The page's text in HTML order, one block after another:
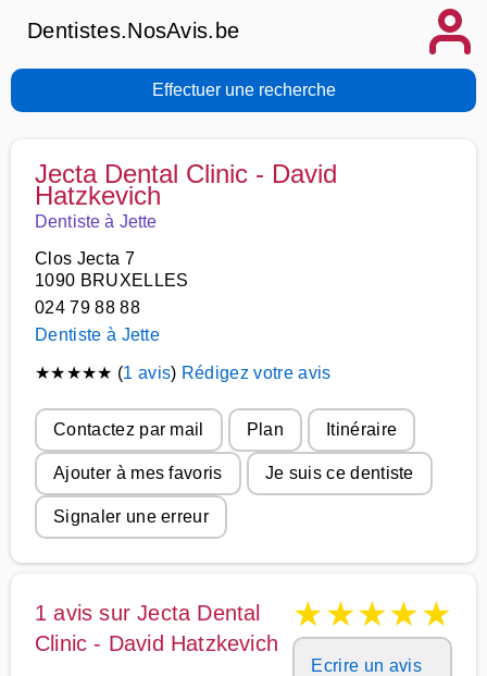
Dentistes.NosAvis.be
Effectuer une recherche
Jecta Dental Clinic - David
Hatzkevich
Dentiste à Jette
Clos Jecta 7
1090 BRUXELLES
024 79 88 88
Dentiste à Jette
★★★★★ (1 avis) Rédigez votre avis
Contactez par mail Plan Itinéraire
Ajouter à mes favoris Je suis ce dentiste
Signaler une erreur
1 avis sur Jecta Dental
Clinic - David Hatzkevich
★★★★★
Ecrire un avis